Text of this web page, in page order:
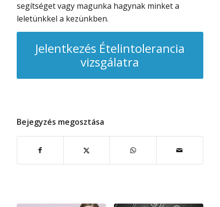
segítséget vagy magunka hagynak minket a
leletünkkel a kezünkben.
Jelentkezés Ételintolerancia
vizsgálatra
Bejegyzés megosztása